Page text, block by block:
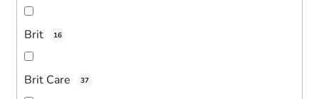
Brit 16
Brit Care 37